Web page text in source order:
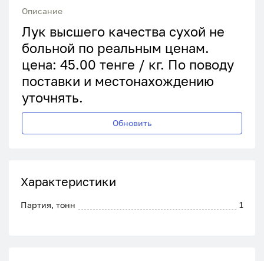
Описание
Лук высшего качества сухой не
больной по реальным ценам.
цена: 45.00 тенге / кг. По поводу
поставки и местонахождению
уточнять.
Обновить
Характеристики
Партия, тонн 1